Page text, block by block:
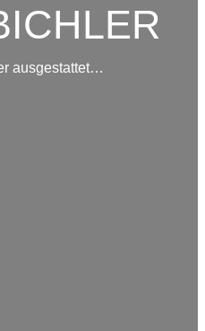
ausgestattet…